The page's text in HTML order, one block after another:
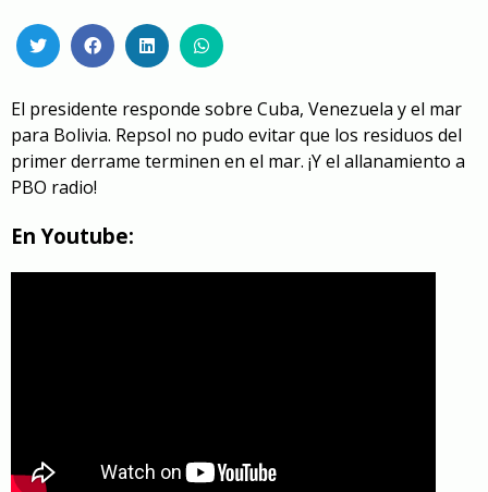
El presidente responde sobre Cuba, Venezuela y el mar
para Bolivia. Repsol no pudo evitar que los residuos del
primer derrame terminen en el mar. ¡Y el allanamiento a
PBO radio!
En Youtube: